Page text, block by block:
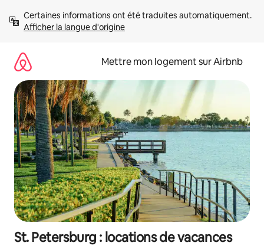
directement
Afficher la langue d'origine
Mettre mon logement sur Airbnb
St. Petersburg : locations de vacances